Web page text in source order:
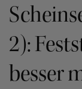
2):
besser